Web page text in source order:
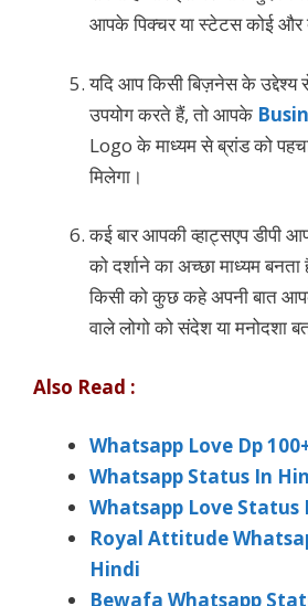
आपके पिक्चर या स्टेटस कोई और
यदि आप किसी बिज़नेस के
उपयोग करते हैं, तो आपके
Logo के माध्यम से ब्रांड को
मिलेगा।
कई बार आपकी व्हाट्सएप डीपी
को दर्शाने का अच्छा माध्यम
किसी को कुछ कहे अपनी बात
वाले लोगो को संदेश या मनोदशा
Also Read :
Whatsapp Love Dp
Whatsapp Status In
Whatsapp Love Status
Royal Attitude
Hindi
Bewafa Whatsapp